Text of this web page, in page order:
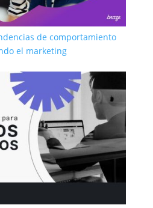
de comportamiento
el marketing